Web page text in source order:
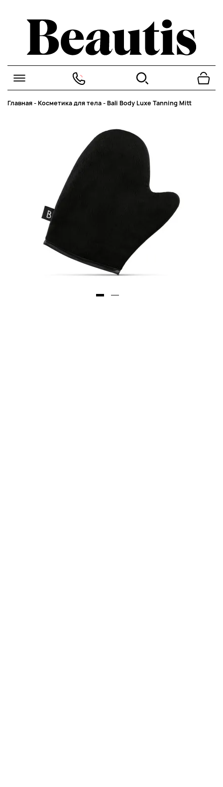
Главная-Косметика для тела-Bali Body Luxe Tanning Mitt